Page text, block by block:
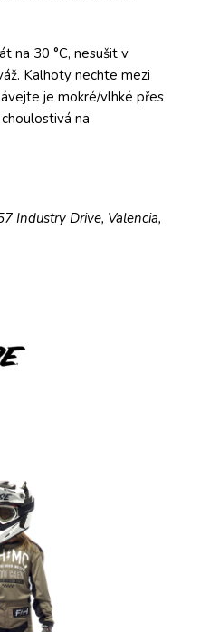
na 30 °C, nesušit v
Kalhoty nechte mezi
je mokré/vlhké přes
na
Industry Drive, Valencia,